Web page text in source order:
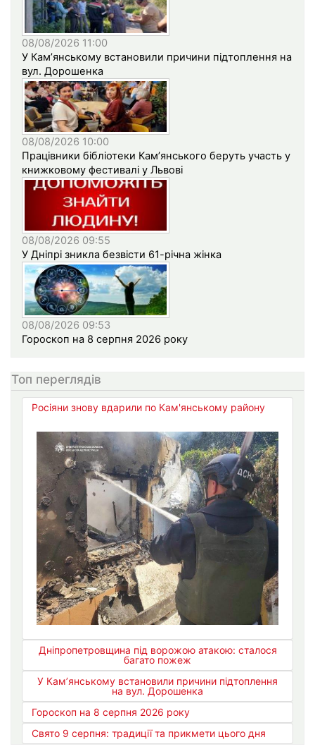
08/08/2026 11:00
У Кам’янському встановили причини підтоплення на
вул. Дорошенка
08/08/2026 10:00
Працівники бібліотеки Кам’янського беруть участь у
книжковому фестивалі у Львові
08/08/2026 09:55
У Дніпрі зникла безвісти 61-річна жінка
08/08/2026 09:53
Гороскоп на 8 серпня 2026 року
Топ переглядів
Росіяни знову вдарили по Кам'янському району
Дніпропетровщина під ворожою атакою: сталося
багато пожеж
У Кам’янському встановили причини підтоплення
на вул. Дорошенка
Гороскоп на 8 серпня 2026 року
Свято 9 серпня: традиції та прикмети цього дня